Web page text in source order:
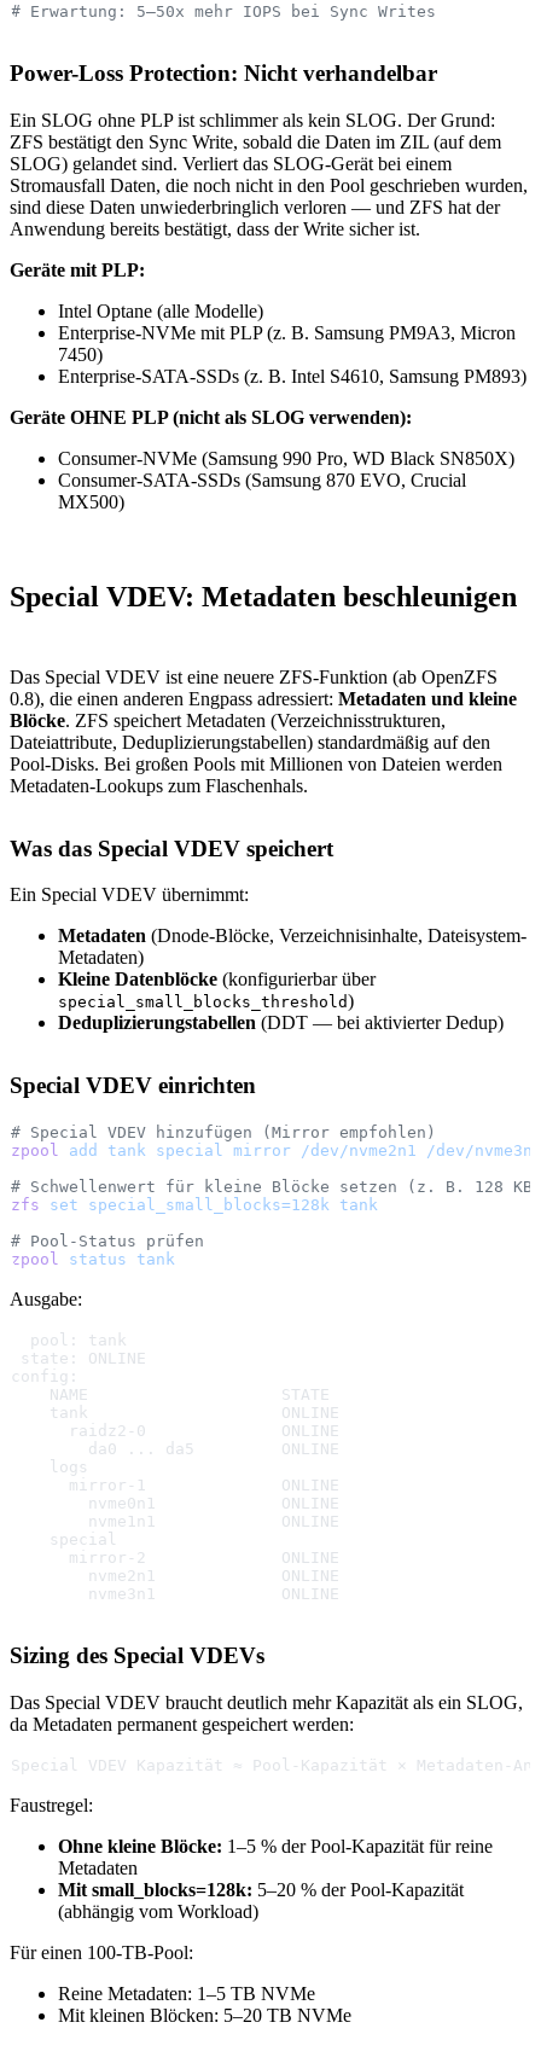
# Erwartung: 5–50x mehr IOPS bei Sync Writes
Power-Loss Protection: Nicht verhandelbar
Ein SLOG ohne PLP ist schlimmer als kein SLOG. Der Grund:
ZFS bestätigt den Sync Write, sobald die Daten im ZIL (auf dem
SLOG) gelandet sind. Verliert das SLOG-Gerät bei einem
Stromausfall Daten, die noch nicht in den Pool geschrieben wurden,
sind diese Daten unwiederbringlich verloren — und ZFS hat der
Anwendung bereits bestätigt, dass der Write sicher ist.
Geräte mit PLP:
Intel Optane (alle Modelle)
Enterprise-NVMe mit PLP (z. B. Samsung PM9A3, Micron
7450)
Enterprise-SATA-SSDs (z. B. Intel S4610, Samsung PM893)
Geräte OHNE PLP (nicht als SLOG verwenden):
Consumer-NVMe (Samsung 990 Pro, WD Black SN850X)
Consumer-SATA-SSDs (Samsung 870 EVO, Crucial
MX500)
Special VDEV: Metadaten beschleunigen
Das Special VDEV ist eine neuere ZFS-Funktion (ab OpenZFS
0.8), die einen anderen Engpass adressiert: Metadaten und kleine
Blöcke. ZFS speichert Metadaten (Verzeichnisstrukturen,
Dateiattribute, Deduplizierungstabellen) standardmäßig auf den
Pool-Disks. Bei großen Pools mit Millionen von Dateien werden
Metadaten-Lookups zum Flaschenhals.
Was das Special VDEV speichert
Ein Special VDEV übernimmt:
Metadaten (Dnode-Blöcke, Verzeichnisinhalte, Dateisystem-
Metadaten)
Kleine Datenblöcke (konfigurierbar über
special_small_blocks_threshold)
Deduplizierungstabellen (DDT — bei aktivierter Dedup)
Special VDEV einrichten
# Special VDEV hinzufügen (Mirror empfohlen)
zpool add tank special mirror /dev/nvme2n1 /dev/nvme3n1
# Schwellenwert für kleine Blöcke setzen (z. B. 128 KB)
zfs set special_small_blocks=128k tank
# Pool-Status prüfen
zpool status tank
Ausgabe:
  pool: tank
state: ONLINE
config:
    NAME                    STATE
    tank                    ONLINE
      raidz2-0              ONLINE
        da0 ... da5         ONLINE
    logs
      mirror-1              ONLINE
        nvme0n1             ONLINE
        nvme1n1             ONLINE
    special
      mirror-2              ONLINE
        nvme2n1             ONLINE
        nvme3n1             ONLINE
Sizing des Special VDEVs
Das Special VDEV braucht deutlich mehr Kapazität als ein SLOG,
da Metadaten permanent gespeichert werden:
Special VDEV Kapazität ≈ Pool-Kapazität × Metadaten-
Faustregel:
Ohne kleine Blöcke: 1–5 % der Pool-Kapazität für reine
Metadaten
Mit small_blocks=128k: 5–20 % der Pool-Kapazität
(abhängig vom Workload)
Für einen 100-TB-Pool:
Reine Metadaten: 1–5 TB NVMe
Mit kleinen Blöcken: 5–20 TB NVMe